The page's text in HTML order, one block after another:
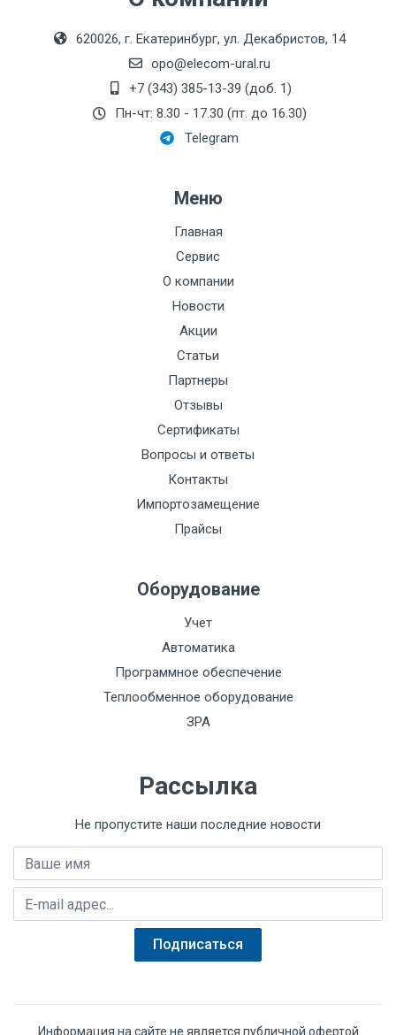
620026, г. Екатеринбург, ул. Декабристов, 14
opo@elecom-ural.ru
+7 (343) 385-13-39 (доб. 1)
Пн-чт: 8.30 - 17.30 (пт. до 16.30)
Telegram
Меню
Главная
Сервис
О компании
Новости
Акции
Статьи
Партнеры
Отзывы
Сертификаты
Вопросы и ответы
Контакты
Импортозамещение
Прайсы
Оборудование
Учет
Автоматика
Программное обеспечение
Теплообменное оборудование
ЗРА
Рассылка
Не пропустите наши последние новости
Подписаться
Информация на сайте не является публичной офертой